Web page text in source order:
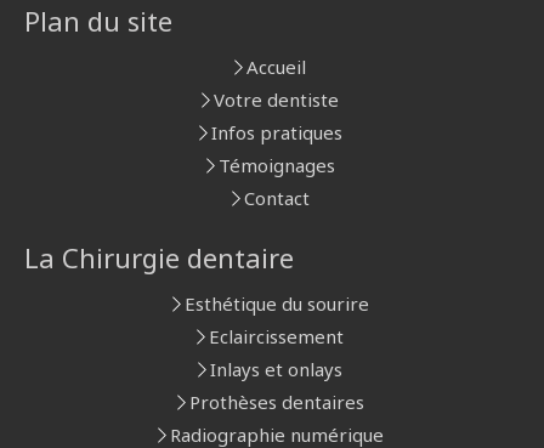
Plan du site
Accueil
Votre dentiste
Infos pratiques
Témoignages
Contact
La Chirurgie dentaire
Esthétique du sourire
Eclaircissement
Inlays et onlays
Prothèses dentaires
Radiographie numérique